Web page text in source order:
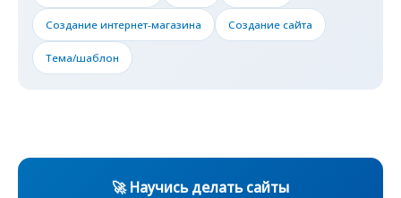
Создание интернет-магазина Создание сайта
Тема/шаблон
🚀 Научись делать сайты